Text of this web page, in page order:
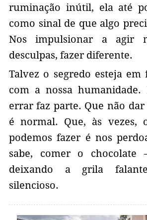
ruminação inútil, ela até
como sinal de que algo
Nos impulsionar a agir
desculpas, fazer diferente.
Talvez o segredo esteja em
com a nossa humanidade.
errar faz parte. Que não
é normal. Que, às vezes,
podemos fazer é nos
sabe, comer o
deixando a grila
silencioso.